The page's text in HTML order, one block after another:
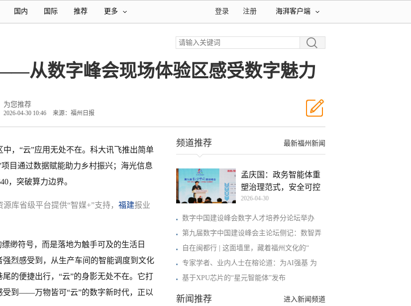
国内 国际 推荐 更多 海湃客户端
注册
登录
从数字峰会现场体验区感受数字魅力
为您推荐
2026-04-30 10:46 来源：福州日报
，“云”应用无处不在。科大讯飞推出简单
目通过数据赋能助力乡村振兴；海光信息
，突破算力边界。
库省级平台提供“智媒+”支持， 福建报业
缈符号，而是落地为触手可及的生活日
烈感受到，从生产车间的智能调度到文化
的便捷出行，“云”的身影无处不在。它打
受到——万物皆可“云”的数字新时代，正以
最新福州新闻
频道推荐
孟庆国：政务智能体重
塑治理范式，安全可控
体
2026-04-30
数字中国建设峰会数字人才培养分论坛举办
第九届数字中国建设峰会主论坛侧记：数智弄
自在闽都行 | 这面墙里，藏着福州文化的“
专家学者、业内人士在榕论道：为AI强基 为
基于XPU芯片的“星元智能体”发布
进入新闻频道
新闻推荐